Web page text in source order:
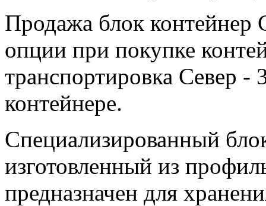
Продажа блок
опции при покупке
транспортировка Север
контейнере.
Специализированный
изготовленный из
предназначен для